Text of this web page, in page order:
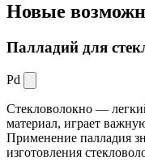
Новые
Палладий для
Pd
Стекловолокно —
материал, играет
Применение палладия
изготовления